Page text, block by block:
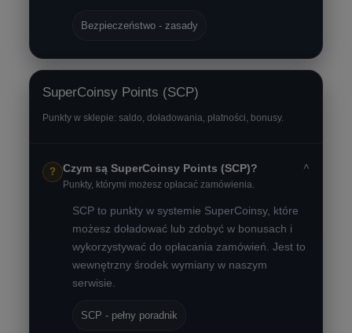
Bezpieczeństwo - zasady
SuperCoinsy Points (SCP)
Punkty w sklepie: saldo, doładowania, płatności, bonusy.
? Czym są SuperCoinsy Points (SCP)?
Punkty, którymi możesz opłacać zamówienia.
˅
SCP to punkty w systemie SuperCoinsy, które
możesz doładować lub zdobyć w bonusach i
wykorzystywać do opłacania zamówień. Jest to
wewnętrzny środek wymiany w naszym
serwisie.
SCP - pełny poradnik